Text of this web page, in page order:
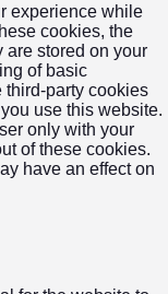
experience while
cookies, the
are stored on your
of basic
third-party cookies
use this website.
only with your
of these cookies.
have an effect on